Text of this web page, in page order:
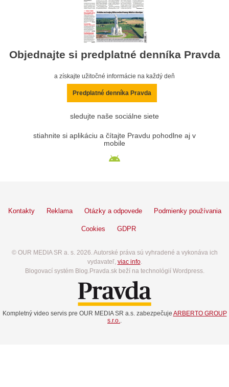
Objednajte si predplatné denníka Pravda
a získajte užitočné informácie na každý deň
Predplatné denníka Pravda
sledujte naše sociálne siete
stiahnite si aplikáciu a čítajte Pravdu pohodlne aj v
mobile
Kontakty Reklama Otázky a odpovede Podmienky používania
Cookies GDPR
© OUR MEDIA SR a. s. 2026. Autorské práva sú vyhradené a vykonáva ich
vydavateľ, viac info.
Blogovací systém Blog.Pravda.sk beží na technológií Wordpress.
Kompletný video servis pre OUR MEDIA SR a.s. zabezpečuje ARBERTO GROUP
s.r.o..